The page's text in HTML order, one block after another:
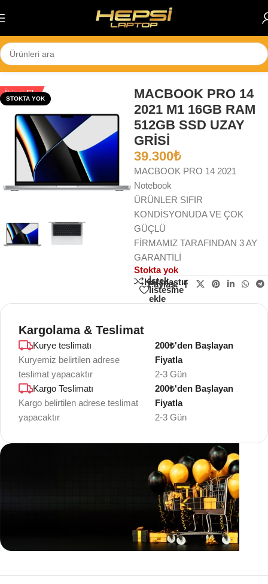
Skip to navigation
Ana Sayfa/2. El
STOKTA YOK
İkinci El
MACBOOK PRO 14
2021 M1 16GB RAM
512GB SSD UZAY
GRİSİ
39.300₺
MACBOOK PRO 14 2021
Notebook
ÜRÜNLER SIFIR
KONDİSYONUDA VE ÇOK
GÜÇLÜ
FİRMAMIZ TARAFINDAN 3 AY
GARANTİLİ
Stokta yok
Karşılaştır
İstek
listesine
ekle
Paylaş:
Kargolama & Teslimat
Kurye teslimatı
Kuryemiz belirtilen adrese
teslimat yapacaktır
2-3 Gün
200₺'den Başlayan
Fiyatla
Kargo Teslimatı
Kargo belirtilen adrese teslimat
yapacaktır
2-3 Gün
200₺'den Başlayan
Fiyatla
Teklif